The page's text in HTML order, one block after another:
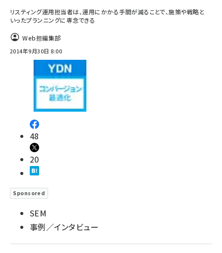
リスティング運用担当者は、運用にかかる手間が減ることで、施策や戦略と
いったプランニングに専念できる
Web担編集部
2014年9月30日 8:00
48
20
Sponsored
SEM
事例／インタビュー